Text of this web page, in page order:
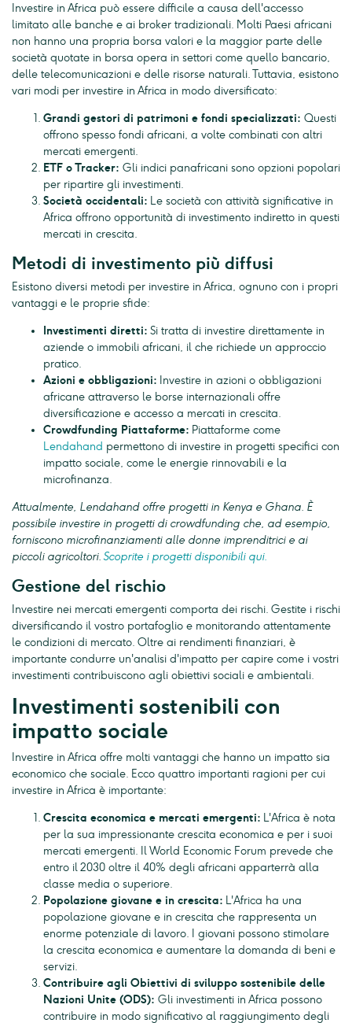
Investire in Africa può essere difficile a causa dell'accesso
limitato alle banche e ai broker tradizionali. Molti Paesi africani
non hanno una propria borsa valori e la maggior parte delle
società quotate in borsa opera in settori come quello bancario,
delle telecomunicazioni e delle risorse naturali. Tuttavia, esistono
vari modi per investire in Africa in modo diversificato:
Grandi gestori di patrimoni e fondi specializzati: Questi
offrono spesso fondi africani, a volte combinati con altri
mercati emergenti.
ETF o Tracker: Gli indici panafricani sono opzioni popolari
per ripartire gli investimenti.
Società occidentali: Le società con attività significative in
Africa offrono opportunità di investimento indiretto in questi
mercati in crescita.
Metodi di investimento più diffusi
Esistono diversi metodi per investire in Africa, ognuno con i propri
vantaggi e le proprie sfide:
Investimenti diretti: Si tratta di investire direttamente in
aziende o immobili africani, il che richiede un approccio
pratico.
Azioni e obbligazioni: Investire in azioni o obbligazioni
africane attraverso le borse internazionali offre
diversificazione e accesso a mercati in crescita.
Crowdfunding Piattaforme: Piattaforme come
Lendahand permettono di investire in progetti specifici con
impatto sociale, come le energie rinnovabili e la
microfinanza.
Attualmente, Lendahand offre progetti in Kenya e Ghana. È
possibile investire in progetti di crowdfunding che, ad esempio,
forniscono microfinanziamenti alle donne imprenditrici e ai
piccoli agricoltori.Scoprite i progetti disponibili qui.
Gestione del rischio
Investire nei mercati emergenti comporta dei rischi. Gestite i rischi
diversificando il vostro portafoglio e monitorando attentamente
le condizioni di mercato. Oltre ai rendimenti finanziari, è
importante condurre un'analisi d'impatto per capire come i vostri
investimenti contribuiscono agli obiettivi sociali e ambientali.
Investimenti sostenibili con
impatto sociale
Investire in Africa offre molti vantaggi che hanno un impatto sia
economico che sociale. Ecco quattro importanti ragioni per cui
investire in Africa è importante:
Crescita economica e mercati emergenti: L'Africa è nota
per la sua impressionante crescita economica e per i suoi
mercati emergenti. Il World Economic Forum prevede che
entro il 2030 oltre il 40% degli africani apparterrà alla
classe media o superiore.
Popolazione giovane e in crescita: L'Africa ha una
popolazione giovane e in crescita che rappresenta un
enorme potenziale di lavoro. I giovani possono stimolare
la crescita economica e aumentare la domanda di beni e
servizi.
Contribuire agli Obiettivi di sviluppo sostenibile delle
Nazioni Unite (ODS): Gli investimenti in Africa possono
contribuire in modo significativo al raggiungimento degli